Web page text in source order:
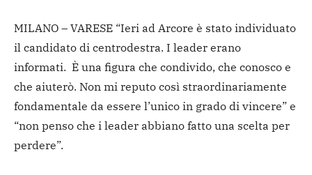
MILANO – VARESE “Ieri ad Arcore è stato individuato
il candidato di centrodestra. I leader erano
informati. È una figura che condivido, che conosco e
che aiuterò. Non mi reputo così straordinariamente
fondamentale da essere l’unico in grado di vincere” e
“non penso che i leader abbiano fatto una scelta per
perdere”.